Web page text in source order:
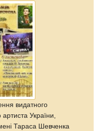
видатного
України,
Тараса Шевченка